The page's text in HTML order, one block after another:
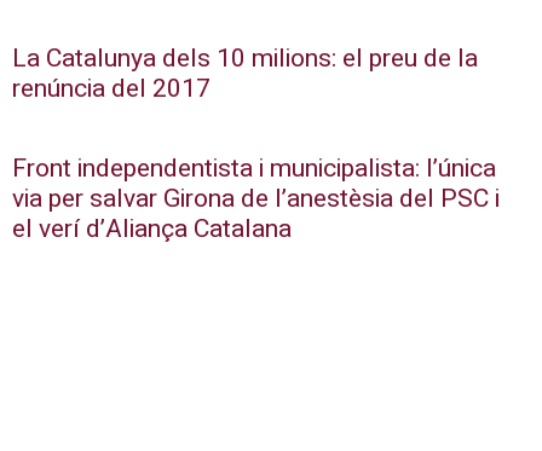
La Catalunya dels 10 milions: el preu de la
renúncia del 2017
Front independentista i municipalista: l’única
via per salvar Girona de l’anestèsia del PSC i
el verí d’Aliança Catalana